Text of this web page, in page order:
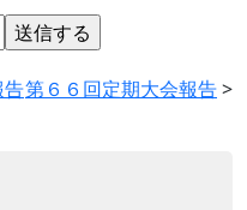
告第６６回定期大会報告>